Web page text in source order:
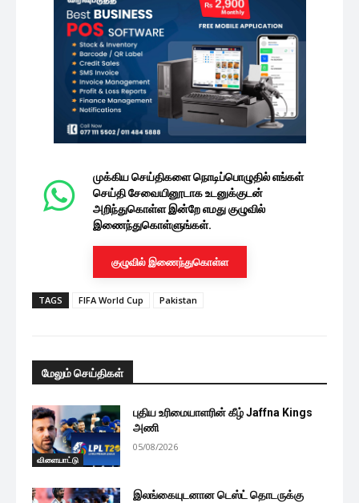
முக்கிய செய்திகளை நொடிப்பொழுதில் எங்கள்
செய்தி சேவையினூடாக உடனுக்குடன்
அறிந்துகொள்ள இன்றே எமது குழுவில்
இணைந்துகொள்ளுங்கள்.
குழுவில் இணைந்துகொள்ள
TAGS FIFA World Cup Pakistan
மேலும் செய்திகள்
விளையாட்டு
புதிய உரிமையாளரின் கீழ் Jaffna Kings
அணி
05/08/2026
இலங்கையுடனான டெஸ்ட் தொடருக்கு